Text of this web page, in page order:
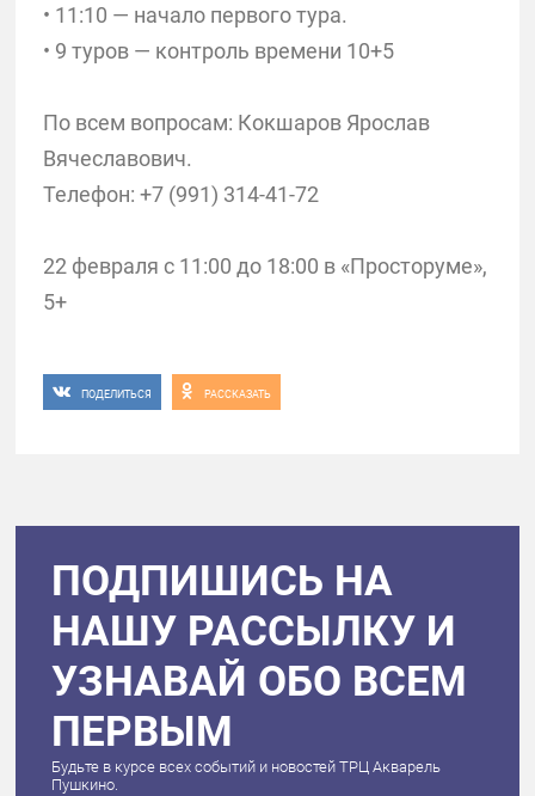
• 11:10 — начало первого тура.
• 9 туров — контроль времени 10+5
По всем вопросам: Кокшаров Ярослав
Вячеславович.
Телефон: +7 (991) 314-41-72
22 февраля с 11:00 до 18:00 в «Просторуме»,
5+
ПОДЕЛИТЬСЯ РАССКАЗАТЬ
ПОДПИШИСЬ НА
НАШУ РАССЫЛКУ И
УЗНАВАЙ ОБО ВСЕМ
ПЕРВЫМ
Будьте в курсе всех событий и новостей ТРЦ Акварель
Пушкино.